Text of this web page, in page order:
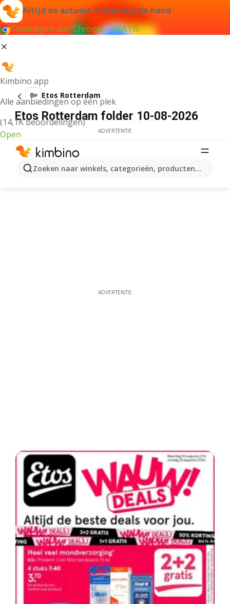
Altijd de actuele folders bij de hand
Toevoegen aan Chrome - GRATIS
Kimbino app
Alle aanbiedingen op één plek
(14,1K beoordelingen)
Open
Zoeken naar winkels, categorieën, producten...
Etos Rotterdam
Etos Rotterdam folder 10-08-2026
ADVERTENTIE
ADVERTENTIE